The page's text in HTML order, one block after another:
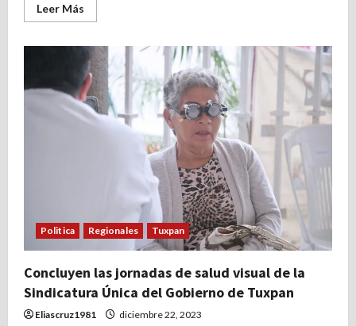
Leer Más
más
Senadores,
diputados
y
alcaldes
del
estado
de
México,
Museo
de
la
México-
Cuba
y
conocieron
la
Politica Regionales Tuxpan
Concluyen las jornadas de salud visual de la
Sindicatura Única del Gobierno de Tuxpan
Eliascruz1981 diciembre 22, 2023